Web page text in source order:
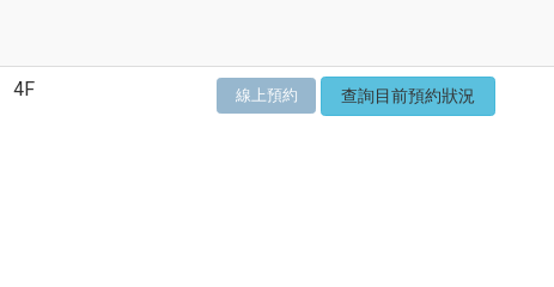
4F 線上預約 查詢目前預約狀況